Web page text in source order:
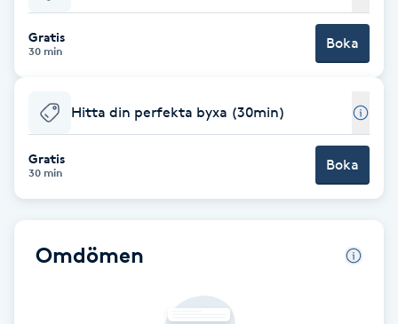
Babylights
Balayage
Bambumassage
Barber
Gratis
30 min Boka
Hitta din perfekta byxa (30min)
Gratis
30 min Boka
Omdömen